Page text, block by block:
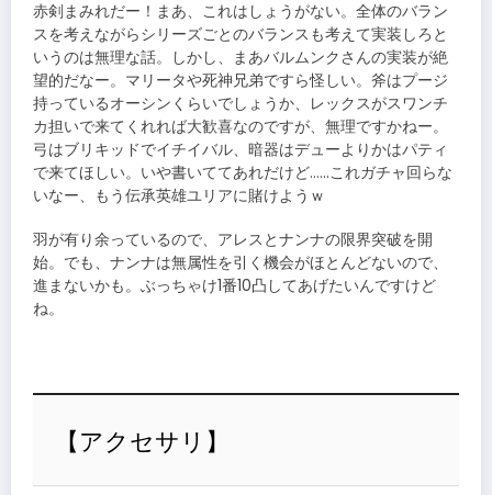
赤剣まみれだー！まあ、これはしょうがない。全体のバラン
スを考えながらシリーズごとのバランスも考えて実装しろと
いうのは無理な話。しかし、まあバルムンクさんの実装が絶
望的だなー。マリータや死神兄弟ですら怪しい。斧はプージ
持っているオーシンくらいでしょうか、レックスがスワンチ
カ担いで来てくれれば大歓喜なのですが、無理ですかねー。
弓はブリキッドでイチイバル、暗器はデューよりかはパティ
で来てほしい。いや書いててあれだけど……これガチャ回らな
いなー、もう伝承英雄ユリアに賭けようｗ
羽が有り余っているので、アレスとナンナの限界突破を開
始。でも、ナンナは無属性を引く機会がほとんどないので、
進まないかも。ぶっちゃけ1番10凸してあげたいんですけど
ね。
【アクセサリ】